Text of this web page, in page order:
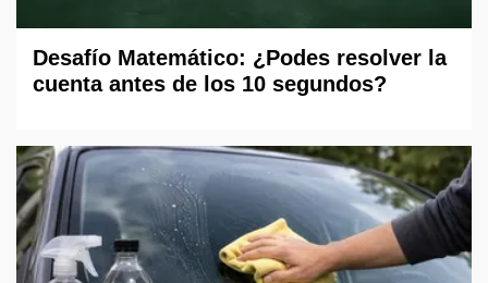
Desafío Matemático: ¿Podes resolver la
cuenta antes de los 10 segundos?